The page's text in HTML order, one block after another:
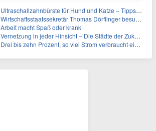
Ultraschallzahnbürste für Hund und Katze – Tipps zur erfolgreichen Eingewöhnung
Wirtschaftsstaatssekretär Thomas Dörflinger besucht Handwerksbetrieb im Kammerbezirk Freiburg
Arbeit macht Spaß oder krank
Vernetzung in jeder Hinsicht – Die Städte der Zukunft sind grün-blau
Drei bis zehn Prozent, so viel Strom verbraucht ein Aufzug im Gebäude